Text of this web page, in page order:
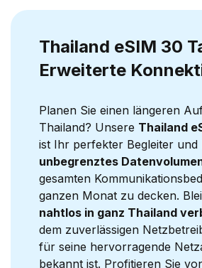
Thailand eSIM 30
Erweiterte
Planen Sie einen längeren
Thailand? Unsere Thailand
ist Ihr perfekter Begleiter und
unbegrenztes
gesamten
ganzen Monat zu decken.
nahtlos in ganz Thailand
dem zuverlässigen
für seine hervorragende
bekannt ist. Profitieren Sie